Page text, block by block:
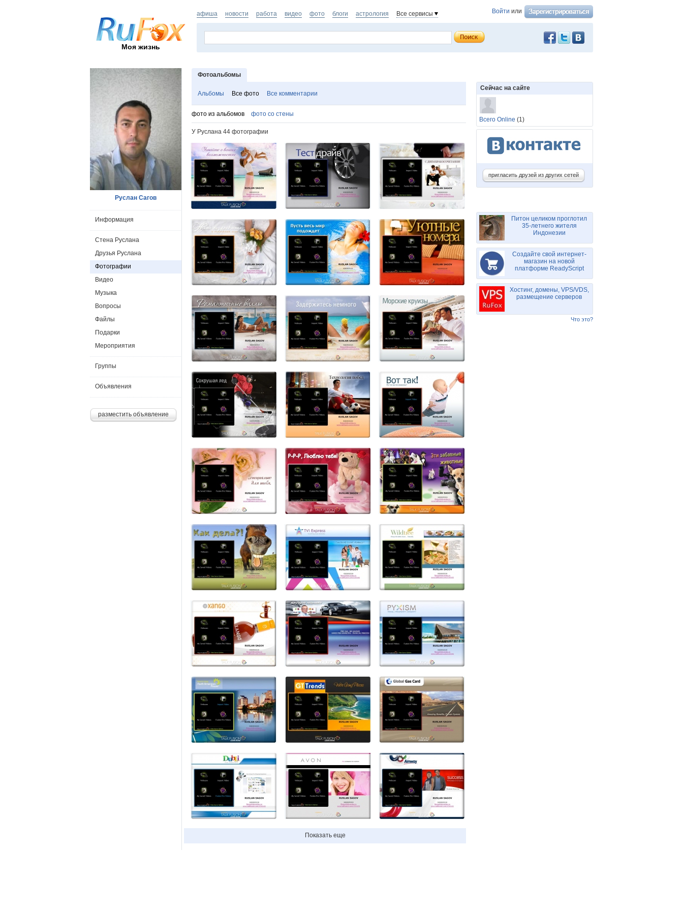
Моя жизнь
Войти или
афиша новости работа видео фото блоги астрология Все сервисы
Фотоальбомы
Альбомы Все фото Все комментарии
фото из альбомов фото со стены
У Руслана 44 фотографии
Показать еще
Руслан Сагов
Информация
Стена Руслана
Друзья Руслана
Фотографии
Видео
Музыка
Вопросы
Файлы
Подарки
Мероприятия
Группы
Объявления
разместить объявление
Сейчас на сайте
Всего Online (1)
пригласить друзей из других сетей
Питон целиком проглотил
35-летнего жителя
Индонезии
Создайте свой интернет-
магазин на новой
платформе ReadyScript
Хостинг, домены, VPS/VDS,
размещение серверов
Что это?